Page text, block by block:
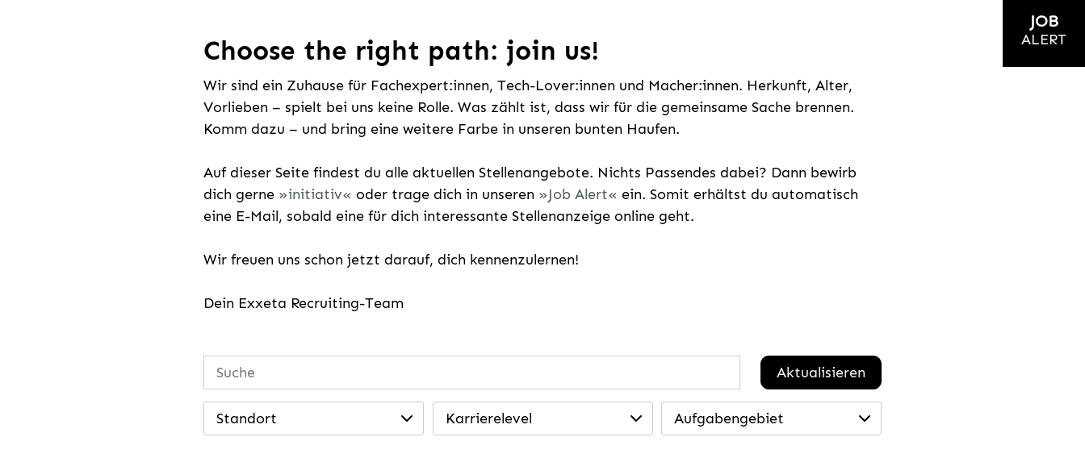
Choose the right path: join us!
Wir sind ein Zuhause für Fachexpert:innen, Tech-Lover:innen und Macher:innen. Herkunft, Alter,
Vorlieben – spielt bei uns keine Rolle. Was zählt ist, dass wir für die gemeinsame Sache brennen.
Komm dazu – und bring eine weitere Farbe in unseren bunten Haufen.
Auf dieser Seite findest du alle aktuellen Stellenangebote. Nichts Passendes dabei? Dann bewirb
dich gerne
initiativ oder trage dich in unseren Job Alert
ein. Somit erhältst du automatisch
eine E-Mail, sobald eine für dich interessante Stellenanzeige online geht.
Wir freuen uns schon jetzt darauf, dich kennenzulernen!
Dein Exxeta Recruiting-Team
Aktualisieren
Standort Karrierelevel Aufgabengebiet
JOB
ALERT